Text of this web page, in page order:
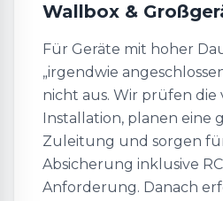
Wallbox &
Für Geräte mit hoher
„irgendwie
nicht aus. Wir prüfen die
Installation, planen eine
Zuleitung und sorgen
Absicherung inklusive
Anforderung. Danach